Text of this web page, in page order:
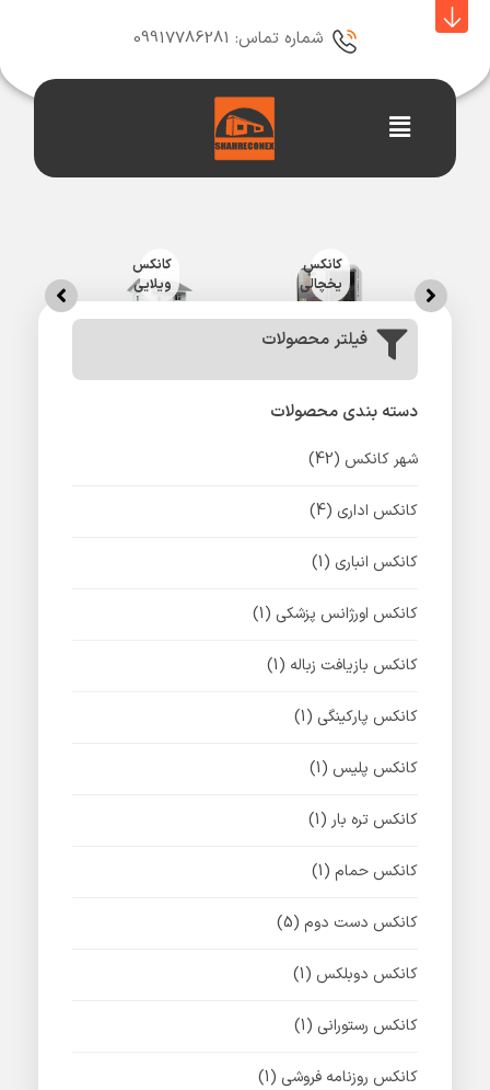
شماره تماس: 09917786281
Main
Menu
کانکس
یخچالی
کانکس
ویلایی
فیلتر محصولات
دسته بندی محصولات
شهر کانکس (42)
کانکس اداری (4)
کانکس انباری (1)
کانکس اورژانس پزشکی (1)
کانکس بازیافت زباله (1)
کانکس پارکینگی (1)
کانکس پلیس (1)
کانکس تره بار (1)
کانکس حمام (1)
کانکس دست دوم (5)
کانکس دوبلکس (1)
کانکس رستورانی (1)
کانکس روزنامه فروشی (1)